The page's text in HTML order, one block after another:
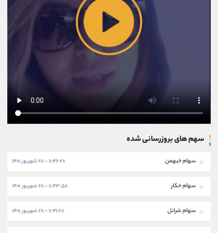
سهم های بروزرسانی شده
سهام خبهمن ۱۱:۴۶:۲۸ - ۲۸ شهریور ۱۴۰۱
سهام خکار ۱۱:۴۳:۵۸ - ۲۸ شهریور ۱۴۰۱
سهام شرانل ۱۱:۴۱:۲۸ - ۲۸ شهریور ۱۴۰۱